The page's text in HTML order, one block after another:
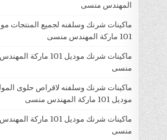
المهندس منسى
ماكينات شرنك وسلفنه لجميع المنتجات
101 ماركة المهندس منسى
ماكينات شرنك موديل 101 ماركة المهندس
منسى
ماكينات شرنك وسلفنه لاقراص حلوى
موديل 101 ماركة المهندس منسى
ماكينات شرنك موديل 101 ماركة المهندس
منسى